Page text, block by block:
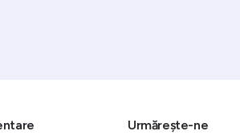
Urmărește-ne